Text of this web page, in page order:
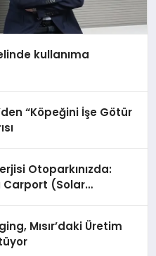
kullanıma
“Köpeğini İşe Götür
Otoparkınızda:
Carport (Solar
Mısır’daki Üretim